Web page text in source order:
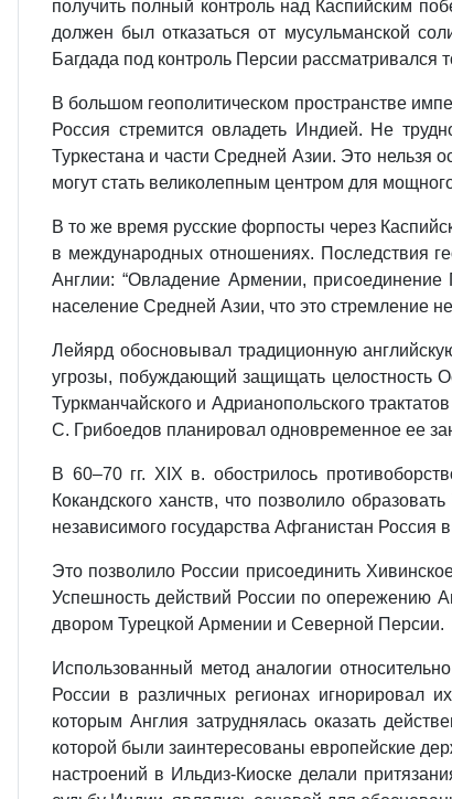
получить полный контроль над Каспийским
должен был отказаться от мусульманской
Багдада под контроль Персии
В большом геополитическом пространстве
Россия стремится овладеть Индией. Не
Туркестана и части Средней Азии. Это нельзя
могут стать великолепным центром для
В то же время русские форпосты через
в международных отношениях. Последствия
Англии: “Овладение Армении,
население Средней Азии, что это стремление
Лейярд обосновывал традиционную
угрозы, побуждающий защищать целостность
Туркманчайского и Адрианопольского
С. Грибоедов планировал одновременное ее
В 60–70 гг. ХIХ в. обострилось
Кокандского ханств, что позволило
независимого государства Афганистан Россия
Это позволило России присоединить
Успешность действий России по опережению
двором Турецкой Армении и Северной Персии.
Использованный метод аналогии
России в различных регионах игнорировал
которым Англия затруднялась оказать
которой были заинтересованы европейские
настроений в Ильдиз-Киоске делали